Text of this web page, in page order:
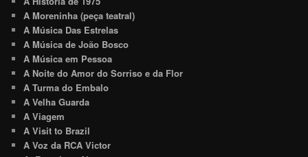
A Moreninha (peça teatral)
A Música Das Estrelas
A Música de João Bosco
A Música em Pessoa
A Noite do Amor do Sorriso e da Flor
A Turma do Embalo
A Velha Guarda
A Viagem
A Visit to Brazil
A Voz da RCA Victor